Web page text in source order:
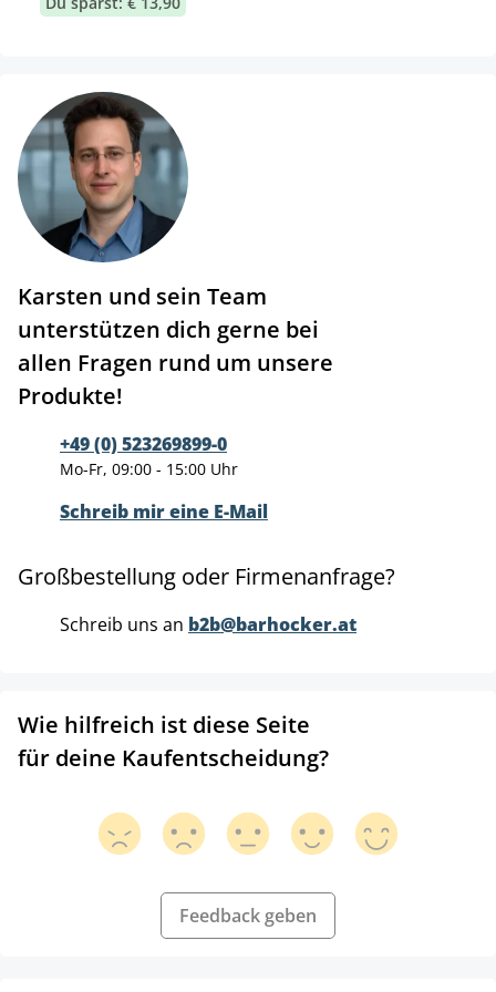
Karsten und sein Team
unterstützen dich gerne bei
allen Fragen rund um unsere
Produkte!
+49 (0) 523269899-0
Mo-Fr, 09:00 - 15:00 Uhr
Schreib mir eine E-Mail
Großbestellung oder Firmenanfrage?
Schreib uns an b2b@barhocker.at
Wie hilfreich ist diese Seite
für deine Kaufentscheidung?
Feedback geben